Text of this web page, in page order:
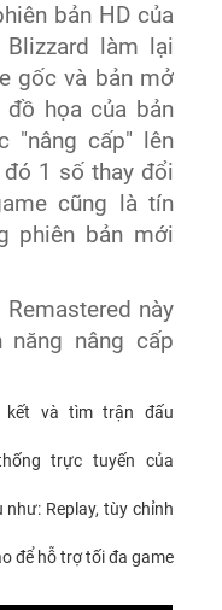
bản HD của
làm lại
gốc và bản mở
đồ họa của bản
"nâng cấp" lên
đó 1 số thay đổi
cũng là tín
phiên bản mới
này
nâng cấp
kết và tìm trận đấu
trực tuyến của
Replay, tùy chỉnh
để hỗ trợ tối đa game